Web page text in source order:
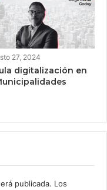
27, 2024
digitalización en
publicada. Los